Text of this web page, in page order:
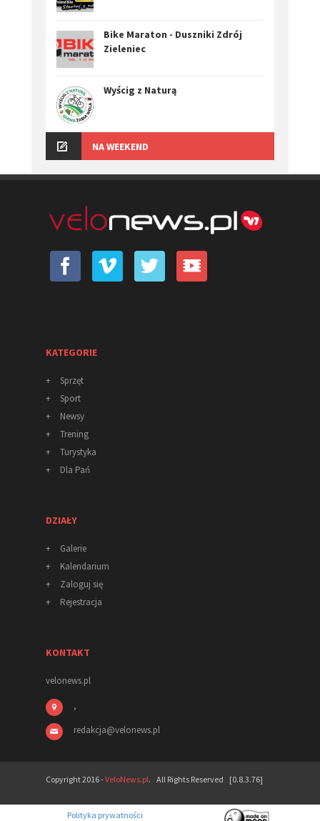
Bike Maraton - Duszniki Zdrój
Zieleniec
Wyścig z Naturą
NA WEEKEND
KATEGORIE
+
Sprzęt
+
Sport
+
Newsy
+
Trening
+
Turystyka
+
Dla Pań
DZIAŁY
+
Galerie
+
Kalendarium
+
Zaloguj się
+
Rejestracja
KONTAKT
velonews.pl
,
redakcja@velonews.pl
Copyright 2016 -VeloNews.pl. All Rights Reserved [0.8.3.76]
Polityka prywatności